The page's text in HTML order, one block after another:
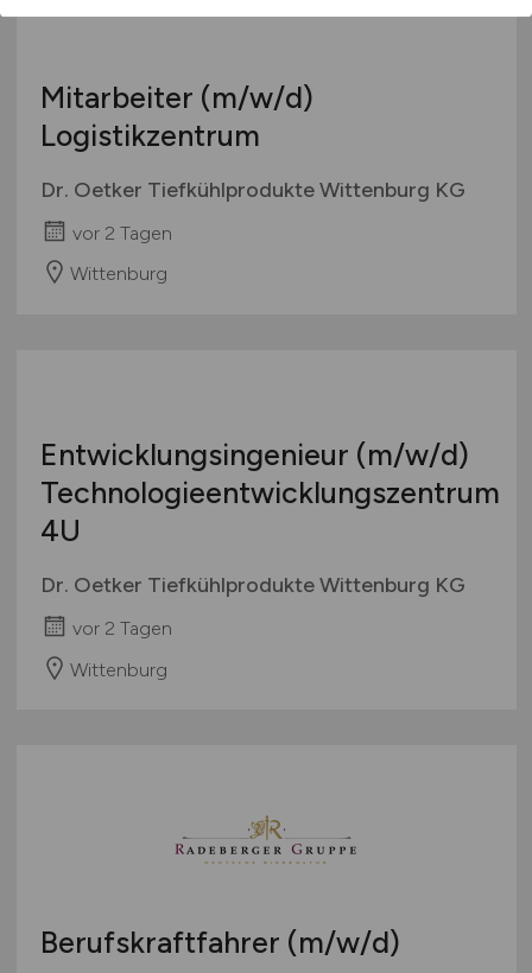
Mitarbeiter (m/w/d)
Logistikzentrum
Dr. Oetker Tiefkühlprodukte Wittenburg KG
vor 2 Tagen
Wittenburg
Entwicklungsingenieur (m/w/d)
Technologieentwicklungszentrum
4U
Dr. Oetker Tiefkühlprodukte Wittenburg KG
vor 2 Tagen
Wittenburg
Berufskraftfahrer (m/w/d)